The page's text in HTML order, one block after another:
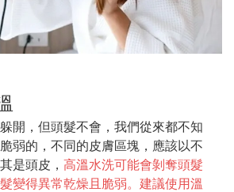
開，但頭髮不會，我們從來都不知
弱的，不同的皮膚區塊，應該以不
是頭皮， 高溫水洗可能會剝奪頭髮
變得異常乾燥且脆弱。建議使用溫